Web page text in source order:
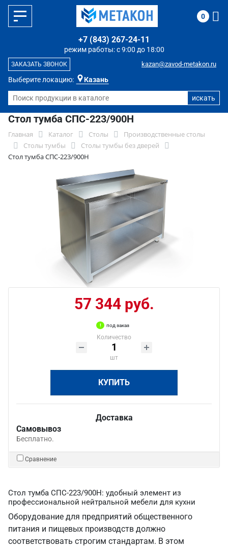
Выберите локацию: Казань
режим работы: с 9:00 до 18:00
+7 (843) 267-24-11
kazan@zavod-metakon.ru
ЗАКАЗАТЬ ЗВОНОК
0
Стол тумба СПС-223/900Н
Главная Каталог Столы
Производственные столы
Столы тумбы
Столы тумбы без дверей
Стол тумба СПС-223/900Н
57 344 руб.
под заказ
Количество
шт
КУПИТЬ
Доставка
Самовывоз
Бесплатно.
Сравнение
Стол тумба СПС-223/900Н: удобный элемент из
профессиональной нейтральной мебели для кухни
Оборудование для предприятий общественного
питания и пищевых производств должно
соответствовать строгим стандартам. В этом